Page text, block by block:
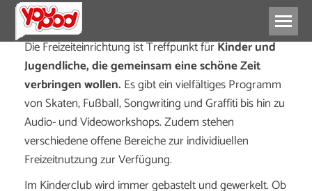
Die Freizeiteinrichtung ist Treffpunkt fürKinder und
Jugendliche, die gemeinsam eine schöne Zeit
verbringen wollen. Es gibt ein vielfältiges Programm
von Skaten, Fußball, Songwriting und Graffiti bis hin zu
Audio- und Videoworkshops. Zudem stehen
verschiedene offene Bereiche zur individiuellen
Freizeitnutzung zur Verfügung.
Im Kinderclub wird immer gebastelt und gewerkelt. Ob